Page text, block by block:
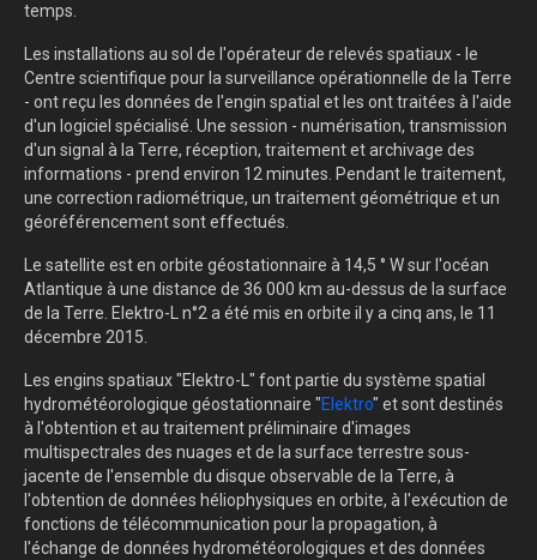
temps.
Les installations au sol de l'opérateur de relevés spatiaux - le
Centre scientifique pour la surveillance opérationnelle de la Terre
- ont reçu les données de l'engin spatial et les ont traitées à l'aide
d'un logiciel spécialisé. Une session - numérisation, transmission
d'un signal à la Terre, réception, traitement et archivage des
informations - prend environ 12 minutes. Pendant le traitement,
une correction radiométrique, un traitement géométrique et un
géoréférencement sont effectués.
Le satellite est en orbite géostationnaire à 14,5 ° W sur l'océan
Atlantique à une distance de 36 000 km au-dessus de la surface
de la Terre. Elektro-L n°2 a été mis en orbite il y a cinq ans, le 11
décembre 2015.
Les engins spatiaux "Elektro-L" font partie du système spatial
hydrométéorologique géostationnaire "Elektro" et sont destinés
à l'obtention et au traitement préliminaire d'images
multispectrales des nuages ​​et de la surface terrestre sous-
jacente de l'ensemble du disque observable de la Terre, à
l'obtention de données héliophysiques en orbite, à l'exécution de
fonctions de télécommunication pour la propagation, à
l'échange de données hydrométéorologiques et des données